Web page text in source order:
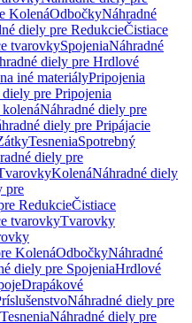
KolenáOdbočkyNáhradné
diely pre RedukcieČistiace
tvarovkySpojeniaNáhradné
diely pre Hrdlové
iné materiályPripojenia
pre Pripojenia
Náhradné diely pre
diely pre Pripájacie
TesneniaSpotrebný
diely pre
KolenáNáhradné diely
pre
RedukcieČistiace
tvarovkyTvarovky
KolenáOdbočkyNáhradné
diely pre SpojeniaHrdlové
Drapákové
Náhradné diely pre
TesneniaNáhradné diely pre